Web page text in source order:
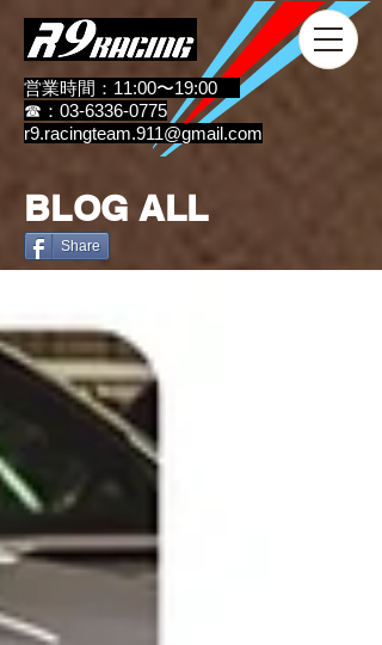
営業時間：11:00〜19:00
☎：03-6336-0775
r9.racingteam.911@gmail.com
BLOG ALL
Share